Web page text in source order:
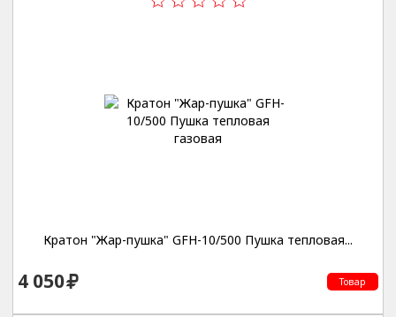
Кратон "Жар-пушка" GFH-10/500 Пушка тепловая...
4 050 Товар